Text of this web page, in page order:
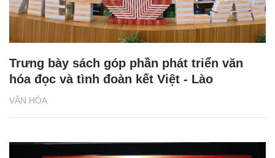
VĂN HÓA
Trưng bày sách góp phần phát triển văn
hóa đọc và tình đoàn kết Việt - Lào